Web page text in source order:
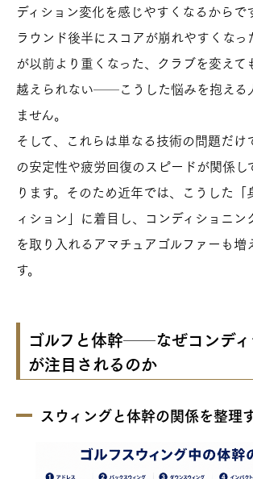
ディション変化を感じやすくなるからで
ラウンド後半にスコアが崩れやすくな
が以前より重くなった、クラブを変えて
越えられない──こうした悩みを抱える
ません。
そして、これらは単なる技術の問題だけ
の安定性や疲労回復のスピードが関係し
ります。そのため近年では、こうした
ィション」に着目し、コンディショニン
を取り入れるアマチュアゴルファーも増
す。
ゴルフと体幹──なぜコンデ
が注目されるのか
スウィングと体幹の関係を整理